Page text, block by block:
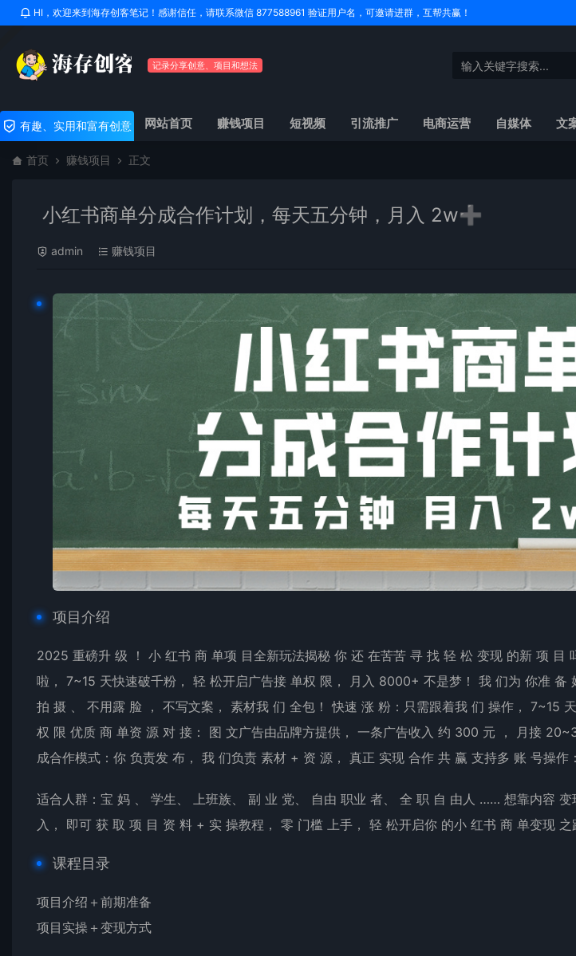
HI，欢迎来到海存创客笔记！感谢信任，请联系微信 877588961 验证用户名，可邀请进群，互帮共赢！
记录分享创意、项目和想法
有趣、实用和富有创意 网站首页 赚钱项目 短视频 引流推广 电商运营 自媒体 文
首页 赚钱项目 正文
小红书商单分成合作计划，每天五分钟，月入 2w➕
admin 赚钱项目
项目介绍
2025 重磅升 级 ！ 小 红书 商 单项 目全新玩法揭秘 你 还 在苦苦 寻 找 轻 松 变现 的新 项 目
啦， 7~15 天快速破千粉， 轻 松开启广告接 单权 限， 月入 8000+ 不是梦！ 我 们为 你准 备
拍 摄 、 不用露 脸 ， 不写文案， 素材我 们 全包！ 快速 涨 粉：只需跟着我 们 操作， 7~15
权 限 优质 商 单资 源 对 接： 图 文广告由品牌方提供， 一条广告收入 约 300 元 ， 月接
成合作模式：你 负责发 布， 我 们负责 素材 + 资 源， 真正 实现 合作 共 赢 支持多 账 号操作
适合人群：宝 妈 、 学生、 上班族、 副 业 党、 自由 职业 者、 全 职 自 由人 …… 想靠内容
入， 即可 获 取 项 目 资 料 + 实 操教程， 零 门槛 上手， 轻 松开启你 的小 红书 商 单变现 之
课程目录
项目介绍＋前期准备
项目实操＋变现方式